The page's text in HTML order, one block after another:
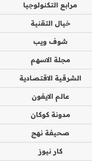
مرابع التكنولوجيا
خيال التقنية
شوف ويب
مجلة الاسهم
الشرقية الاقتصادية
عالم الايفون
مدونة كوكان
صحيفة نهج
كار نيوز